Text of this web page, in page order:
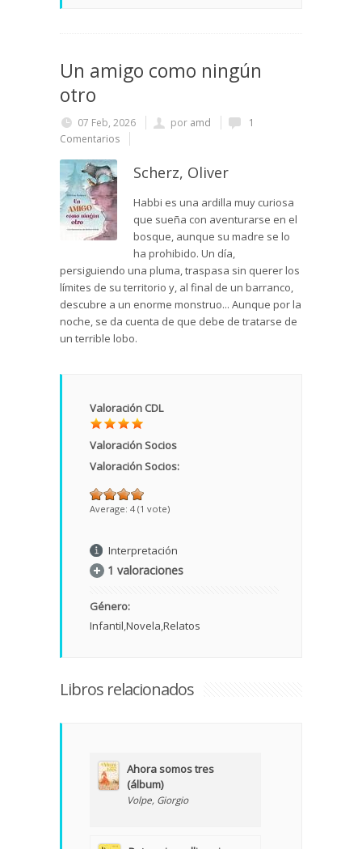
Un amigo como ningún
otro
07 Feb, 2026 por amd
1
Comentarios
Scherz, Oliver
Habbi es una ardilla muy curiosa
que sueña con aventurarse en el
bosque, aunque su madre se lo
ha prohibido. Un día,
persiguiendo una pluma, traspasa sin querer los
límites de su territorio y, al final de un barranco,
descubre a un enorme monstruo... Aunque por la
noche, se da cuenta de que debe de tratarse de
un terrible lobo.
Valoración CDL
Valoración Socios
Valoración Socios:
Average: 4 (1 vote)
Interpretación
1 valoraciones
Género:
Infantil Novela Relatos
Libros relacionados
Ahora somos tres
(álbum)
Volpe, Giorgio